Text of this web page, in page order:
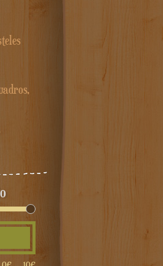
mínimo
máximo